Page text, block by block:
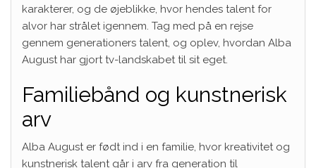
karakterer, og de øjeblikke, hvor hendes talent for
alvor har strålet igennem. Tag med på en rejse
gennem generationers talent, og oplev, hvordan Alba
August har gjort tv-landskabet til sit eget.
Familiebånd og kunstnerisk
arv
Alba August er født ind i en familie, hvor kreativitet og
kunstnerisk talent går i arv fra generation til